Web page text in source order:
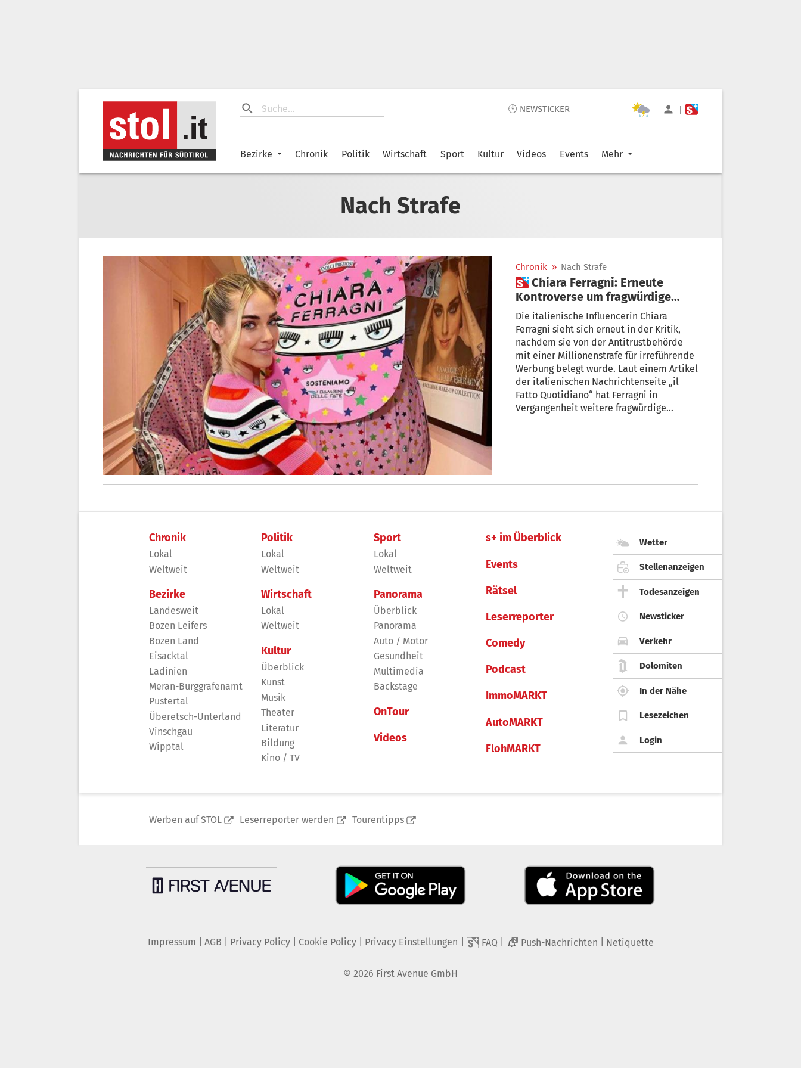
🕙 NEWSTICKER | |
Bezirke Chronik Politik Wirtschaft Sport Kultur Videos Events Mehr
Nach Strafe
Chronik » Nach Strafe
 Chiara Ferragni: Erneute
Kontroverse um fragwürdige
Wohltätigkeitsaktionen
Die italienische Influencerin Chiara
Ferragni sieht sich erneut in der Kritik,
nachdem sie von der Antitrustbehörde
mit einer Millionenstrafe für irreführende
Werbung belegt wurde. Laut einem Artikel
der italienischen Nachrichtenseite „il
Fatto Quotidiano“ hat Ferragni in
Vergangenheit weitere fragwürdige
Chronik
Lokal
Weltweit
Bezirke
Landesweit
Bozen Leifers
Bozen Land
Eisacktal
Ladinien
Meran-Burggrafenamt
Pustertal
Überetsch-Unterland
Vinschgau
Wipptal
Politik
Lokal
Weltweit
Wirtschaft
Lokal
Weltweit
Kultur
Überblick
Kunst
Musik
Theater
Literatur
Bildung
Kino / TV
Sport
Lokal
Weltweit
Panorama
Überblick
Panorama
Auto / Motor
Gesundheit
Multimedia
Backstage
OnTour
Videos
s+ im Überblick
Events
Rätsel
Leserreporter
Comedy
Podcast
ImmoMARKT
AutoMARKT
FlohMARKT
Wetter
Stellenanzeigen
Todesanzeigen
Newsticker
Verkehr
Dolomiten
In der Nähe
Lesezeichen
Login
Werben auf STOL Leserreporter werden Tourentipps
Impressum AGB Privacy Policy| Cookie Policy| Privacy Einstellungen FAQ 2 Push-Nachrichten Netiquette
© 2026 First Avenue GmbH